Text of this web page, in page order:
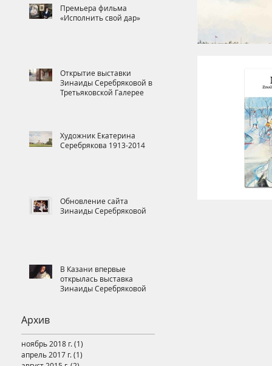
Премьера фильма
«Исполнить свой дар»
Открытие выставки
Зинаиды Серебряковой в
Третьяковской Галерее
Художник Екатерина
Серебрякова 1913-2014
Обновление сайта
Зинаиды Серебряковой
В Казани впервые
открылась выставка
Зинаиды Серебряковой
Архив
ноябрь 2018 г.(1)
апрель 2017 г.(1)